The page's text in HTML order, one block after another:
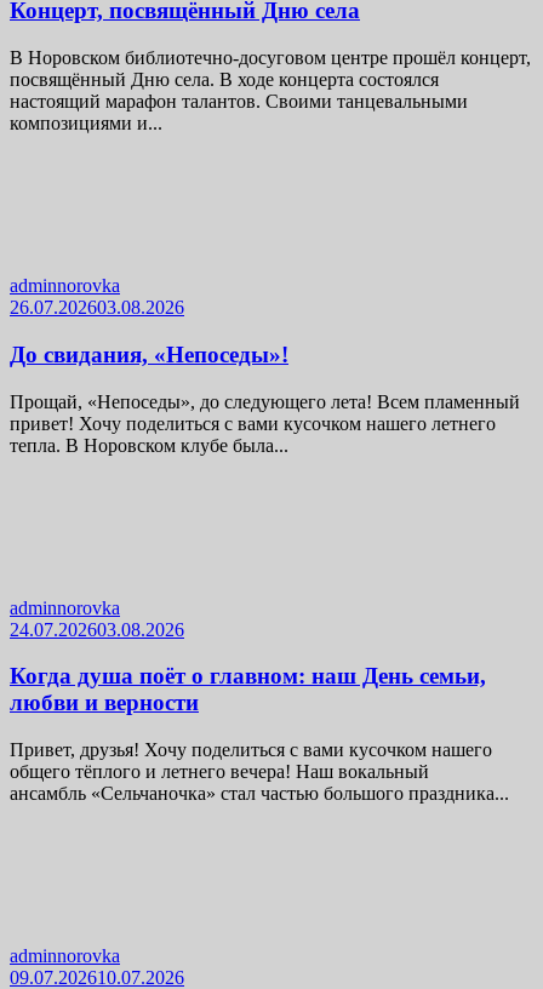
Концерт, посвящённый Дню села
В Норовском библиотечно-досуговом центре прошёл концерт,
посвящённый Дню села. В ходе концерта состоялся
настоящий марафон талантов. Своими танцевальными
композициями и...
adminnorovka
26.07.202603.08.2026
До свидания, «Непоседы»!
Прощай, «Непоседы», до следующего лета! Всем пламенный
привет! Хочу поделиться с вами кусочком нашего летнего
тепла. В Норовском клубе была...
adminnorovka
24.07.202603.08.2026
Когда душа поёт о главном: наш День семьи,
любви и верности
Привет, друзья! Хочу поделиться с вами кусочком нашего
общего тёплого и летнего вечера! Наш вокальный
ансамбль «Сельчаночка» стал частью большого праздника...
adminnorovka
09.07.202610.07.2026